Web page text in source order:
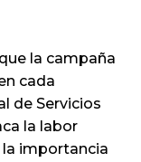
la campaña
cada
de Servicios
la labor
importancia